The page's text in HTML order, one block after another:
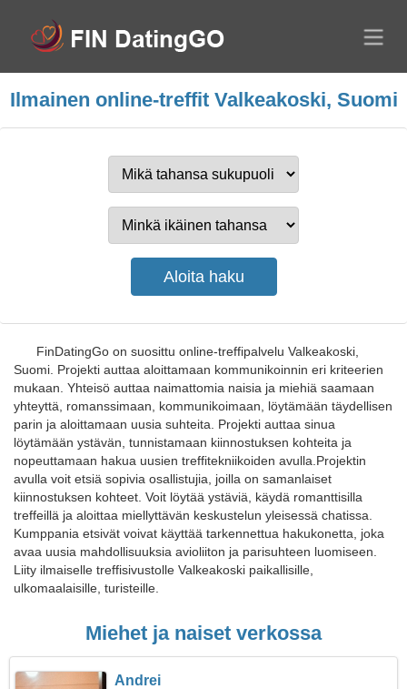
Ilmainen online-treffit Valkeakoski, Suomi
FinDatingGo on suosittu online-treffipalvelu Valkeakoski,
Suomi. Projekti auttaa aloittamaan kommunikoinnin eri kriteerien
mukaan. Yhteisö auttaa naimattomia naisia ja miehiä saamaan
yhteyttä, romanssimaan, kommunikoimaan, löytämään täydellisen
parin ja aloittamaan uusia suhteita. Projekti auttaa sinua
löytämään ystävän, tunnistamaan kiinnostuksen kohteita ja
nopeuttamaan hakua uusien treffitekniikoiden avulla.Projektin
avulla voit etsiä sopivia osallistujia, joilla on samanlaiset
kiinnostuksen kohteet. Voit löytää ystäviä, käydä romanttisilla
treffeillä ja aloittaa miellyttävän keskustelun yleisessä chatissa.
Kumppania etsivät voivat käyttää tarkennettua hakukonetta, joka
avaa uusia mahdollisuuksia avioliiton ja parisuhteen luomiseen.
Liity ilmaiselle treffisivustolle Valkeakoski paikallisille,
ulkomaalaisille, turisteille.
Miehet ja naiset verkossa
Andrei